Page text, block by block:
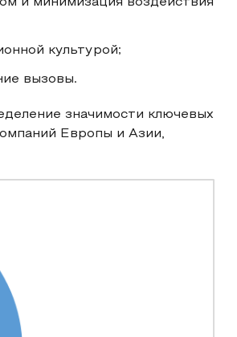
и минимизация воздействия
культурой;
вызовы.
значимости ключевых
Европы и Азии,